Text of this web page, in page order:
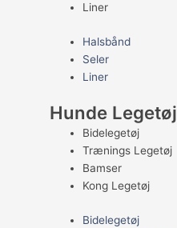
Liner
Halsbånd
Seler
Liner
Hunde Legetøj
Bidelegetøj
Trænings Legetøj
Bamser
Kong Legetøj
Bidelegetøj